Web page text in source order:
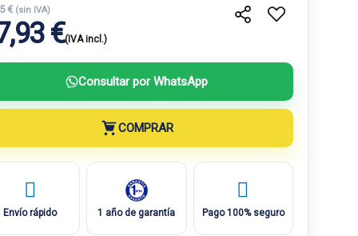
€ (sin IVA)
€(IVA incl.)
Consultar por WhatsApp
COMPRAR
Envío rápido 1 año de garantía Pago 100% seguro